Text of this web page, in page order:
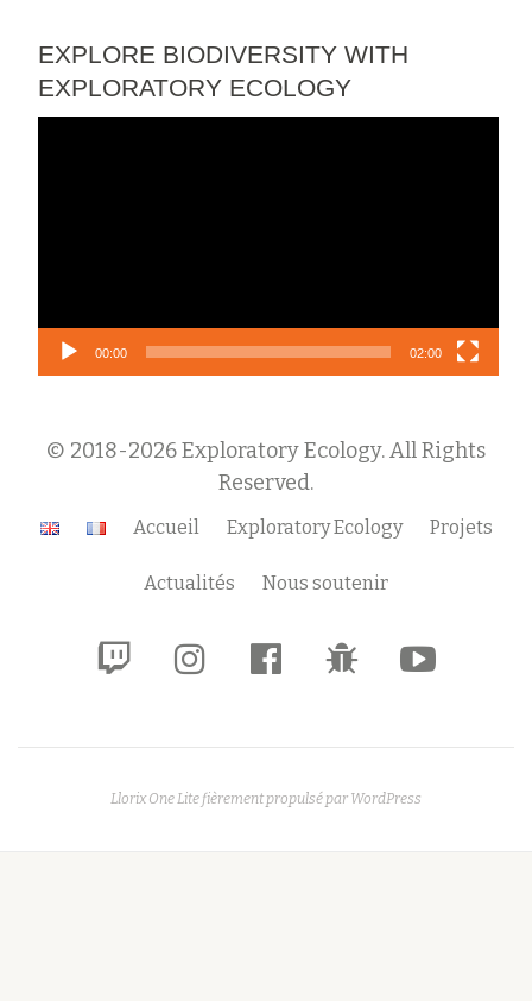
EXPLORE BIODIVERSITY WITH
EXPLORATORY ECOLOGY
00:00 02:00
© 2018-2026 Exploratory Ecology. All Rights
Reserved.
Menu
secondaire
Accueil Exploratory Ecology Projets
Actualités Nous soutenir
fa-
fa-
fa-
Llorix One Lite fièrement propulsé par WordPress